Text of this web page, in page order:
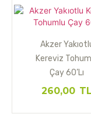
Akzer
Kereviz
Çay 60’lı
260,00 TL